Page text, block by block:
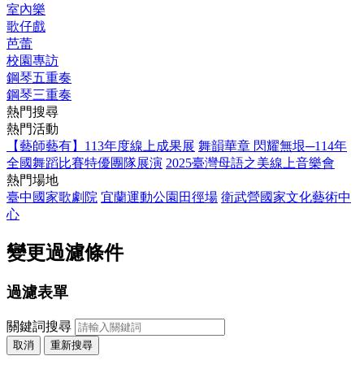
室內樂
歌仔戲
芭蕾
校園專訪
鋼琴五重奏
鋼琴三重奏
熱門搜尋
熱門活動
【藝師藝有】113年度線上成果展 舞韻華章 閃耀無垠─114年
全國舞蹈比賽特優團隊展演 2025臺灣母語之美線上音樂會
熱門場地
臺中國家歌劇院 宜蘭運動公園田徑場 衛武營國家文化藝術中
心
變更過濾條件
過濾表單
關鍵詞搜尋
取消 重新搜尋